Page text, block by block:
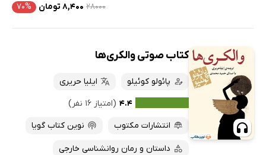
۲۸۰۰۰ ۸,۴۰۰ تومان ۷۰%
کتاب صوتی والکری‌ها
پائولو کوئیلو
ایلیا حریری
۴.۴ (امتیاز ۱۶ نفر)
انتشارات مکتوب
نوین کتاب گویا
داستان و رمان روانشناسی خارجی